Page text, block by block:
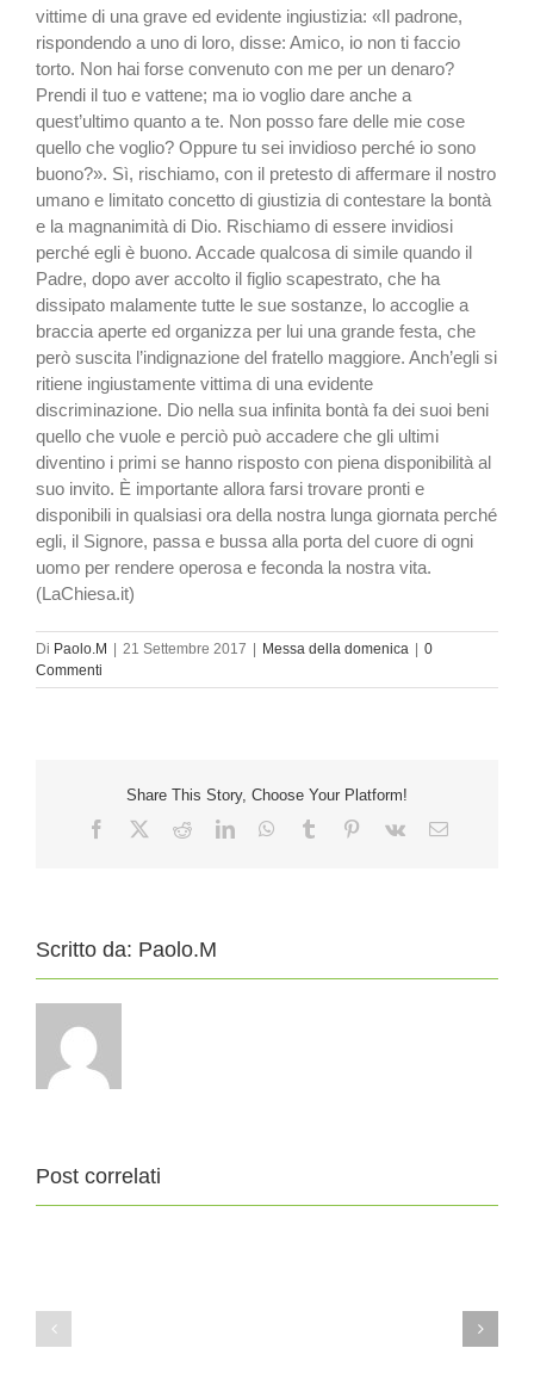
vittime di una grave ed evidente ingiustizia: «Il padrone,
rispondendo a uno di loro, disse: Amico, io non ti faccio
torto. Non hai forse convenuto con me per un denaro?
Prendi il tuo e vattene; ma io voglio dare anche a
quest’ultimo quanto a te. Non posso fare delle mie cose
quello che voglio? Oppure tu sei invidioso perché io sono
buono?». Sì, rischiamo, con il pretesto di affermare il nostro
umano e limitato concetto di giustizia di contestare la bontà
e la magnanimità di Dio. Rischiamo di essere invidiosi
perché egli è buono. Accade qualcosa di simile quando il
Padre, dopo aver accolto il figlio scapestrato, che ha
dissipato malamente tutte le sue sostanze, lo accoglie a
braccia aperte ed organizza per lui una grande festa, che
però suscita l’indignazione del fratello maggiore. Anch’egli si
ritiene ingiustamente vittima di una evidente
discriminazione. Dio nella sua infinita bontà fa dei suoi beni
quello che vuole e perciò può accadere che gli ultimi
diventino i primi se hanno risposto con piena disponibilità al
suo invito. È importante allora farsi trovare pronti e
disponibili in qualsiasi ora della nostra lunga giornata perché
egli, il Signore, passa e bussa alla porta del cuore di ogni
uomo per rendere operosa e feconda la nostra vita.
(LaChiesa.it)
Di Paolo.M 21 Settembre 2017 Messa della domenica
0
Commenti
Share This Story, Choose Your Platform!
Facebook RedditLinkedInWhatsApp
Tumblr Pinterest
Vk Email
Scritto da: Paolo.M
Post correlati